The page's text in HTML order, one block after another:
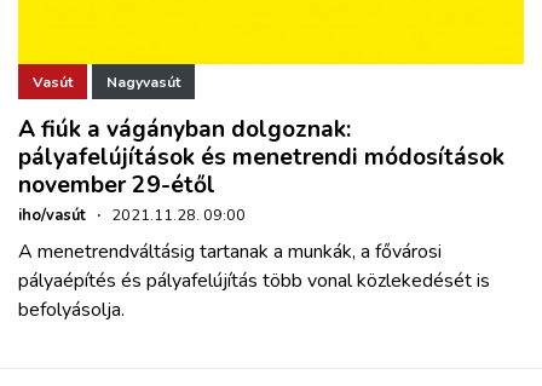
Vasút Nagyvasút
A fiúk a vágányban dolgoznak:
pályafelújítások és menetrendi módosítások
november 29-étől
iho/vasút · 2021.11.28. 09:00
A menetrendváltásig tartanak a munkák, a fővárosi
pályaépítés és pályafelújítás több vonal közlekedését is
befolyásolja.